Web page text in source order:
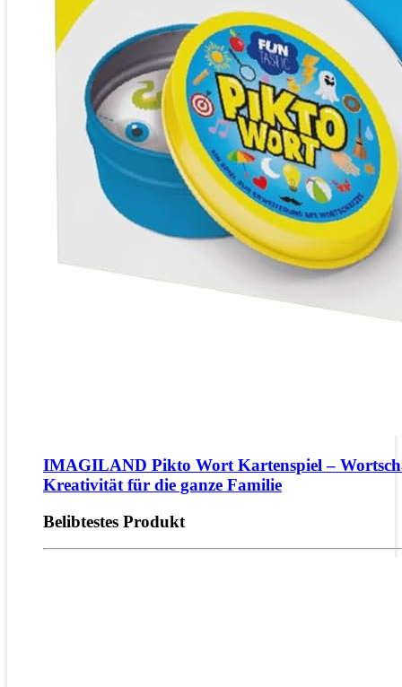
IMAGILAND Pikto Wort Kartenspiel –
Kreativität für die ganze Familie
Belibtestes Produkt